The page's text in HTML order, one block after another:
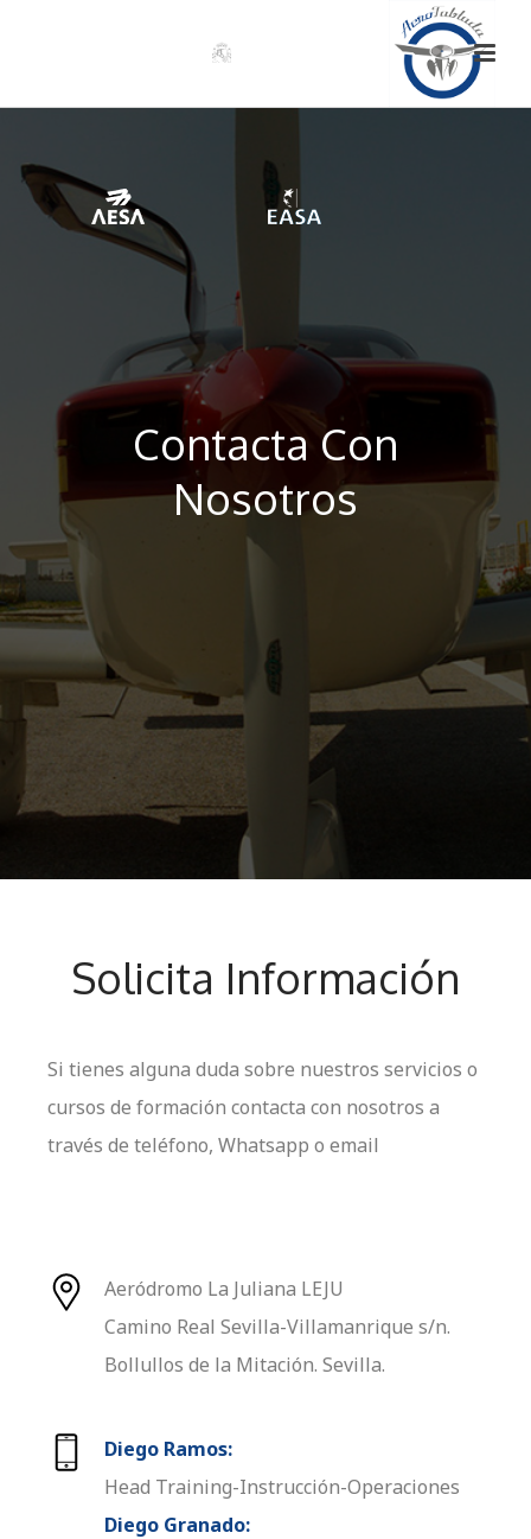
Contacta Con
Nosotros
Solicita Información
Si tienes alguna duda sobre nuestros servicios o
cursos de formación contacta con nosotros a
través de teléfono, Whatsapp o email
Aeródromo La Juliana LEJU
Camino Real Sevilla-Villamanrique s/n.
Bollullos de la Mitación. Sevilla.
Diego Ramos:
Head Training-Instrucción-Operaciones
Diego Granado: